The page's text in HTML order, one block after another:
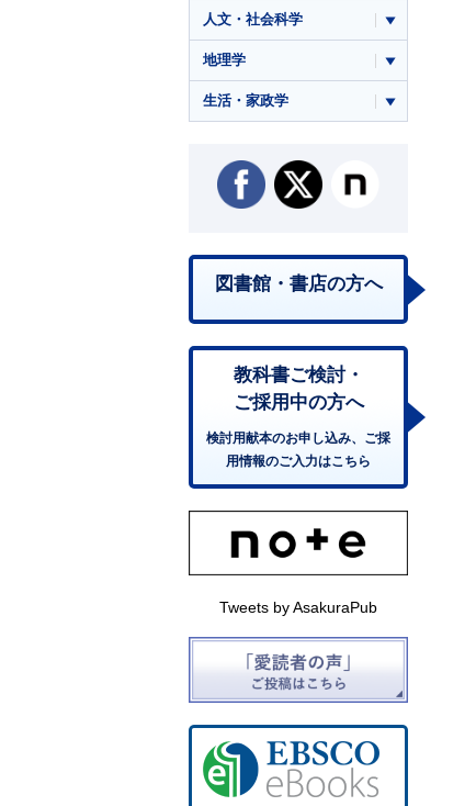
人文・社会科学
地理学
生活・家政学
図書館・書店の方へ
教科書ご検討・
ご採用中の方へ
検討用献本のお申し込み、ご採
用情報のご入力はこちら
Tweets by AsakuraPub